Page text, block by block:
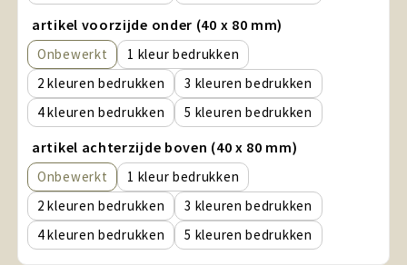
artikel voorzijde onder (40 x 80 mm)
Onbewerkt
1
2
3
4
5
artikel achterzijde boven (40 x 80 mm)
Onbewerkt
1
2
3
4
5